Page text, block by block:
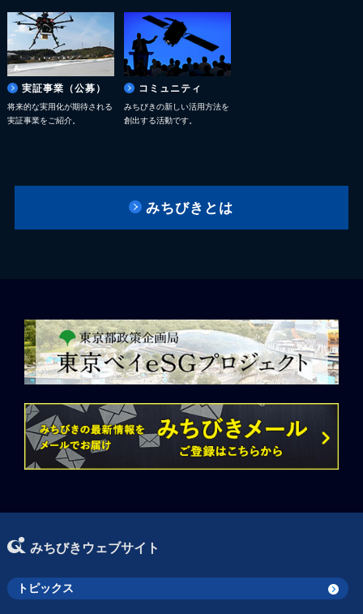
実証事業（公募）
将来的な実用化が期待される
実証事業をご紹介。
コミュニティ
みちびきの新しい活用方法を
創出する活動です。
みちびきとは
みちびきウェブサイト
トピックス